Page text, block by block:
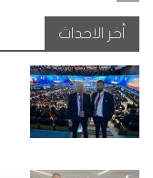
أخر الاحداث